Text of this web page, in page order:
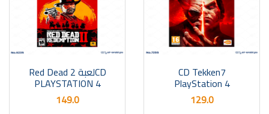
CD Tekken7
PlayStation 4
129.0
CDلعبة Red Dead 2
PLAYSTATION 4
149.0